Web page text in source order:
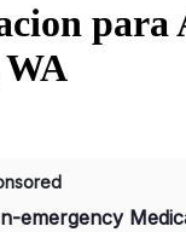
para
WA